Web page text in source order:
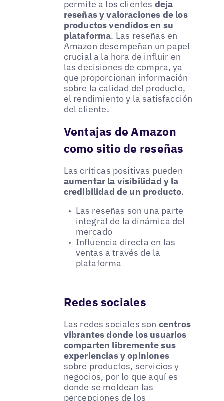
permite a los clientes deja
reseñas y valoraciones de los
productos vendidos en su
plataforma. Las reseñas en
Amazon desempeñan un papel
crucial a la hora de influir en
las decisiones de compra, ya
que proporcionan información
sobre la calidad del producto,
el rendimiento y la satisfacción
del cliente.
Ventajas de Amazon
como sitio de reseñas
Las críticas positivas pueden
aumentar la visibilidad y la
credibilidad de un producto.
Las reseñas son una parte
integral de la dinámica del
mercado
Influencia directa en las
ventas a través de la
plataforma
Redes sociales
Las redes sociales son centros
vibrantes donde los usuarios
comparten libremente sus
experiencias y opiniones
sobre productos, servicios y
negocios, por lo que aquí es
donde se moldean las
percepciones de los